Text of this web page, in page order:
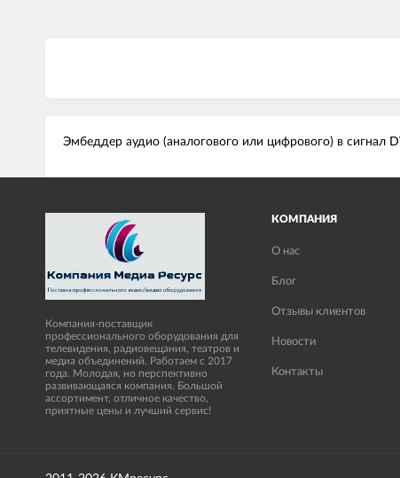
Эмбеддер аудио (аналогового или цифрового) в сигнал
Компания-поставщик
профессионального оборудования для
телевидения, радиовещания, театров и
медиа объединений. Работаем с 2017
года. Молодая, но перспективно
развивающаяся компания. Большой
ассортимент, отличное качество,
приятные цены и лучший сервис!
КОМПАНИЯ
О нас
Блог
Отзывы клиентов
Новости
Контакты